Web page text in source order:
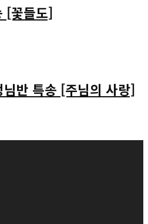
[꽃들도]
반 특송 [주님의 사랑]